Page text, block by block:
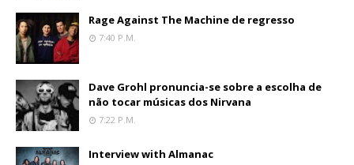
Rage Against The Machine de regresso
7:40 P.m.
Dave Grohl pronuncia-se sobre a escolha de
não tocar músicas dos Nirvana
7:22 P.m.
Interview with Almanac